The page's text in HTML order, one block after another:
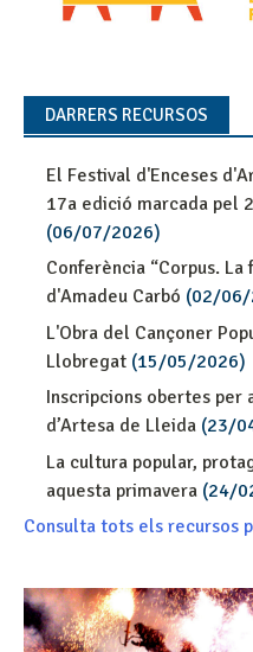
DARRERS RECURSOS
El Festival d'Enceses
17a edició marcada pel
(06/07/2026)
Conferència “Corpus.
d'Amadeu Carbó (02/
L'Obra del Cançoner
Llobregat (15/05/2026)
Inscripcions obertes per
d’Artesa de Lleida (23/
La cultura popular,
aquesta primavera (24/
Consulta tots els recursos